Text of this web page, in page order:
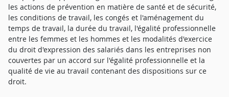
les actions de prévention en matière de santé et de sécurité,
les conditions de travail, les congés et l'aménagement du
temps de travail, la durée du travail, l'égalité professionnelle
entre les femmes et les hommes et les modalités d'exercice
du droit d'expression des salariés dans les entreprises non
couvertes par un accord sur l'égalité professionnelle et la
qualité de vie au travail contenant des dispositions sur ce
droit.